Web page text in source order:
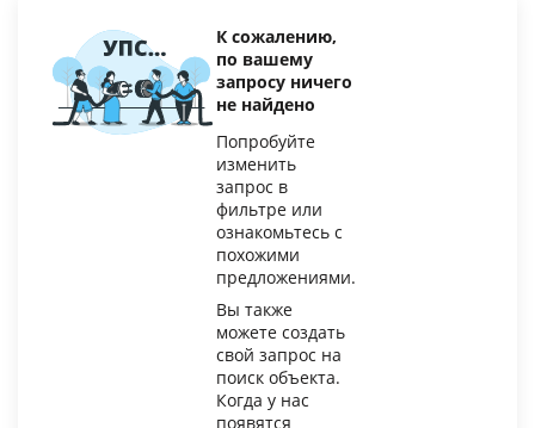
К сожалению,
по вашему
запросу ничего
не найдено
Попробуйте
изменить
запрос в
фильтре или
ознакомьтесь с
похожими
предложениями.
Вы также
можете создать
свой запрос на
поиск объекта.
Когда у нас
появятся